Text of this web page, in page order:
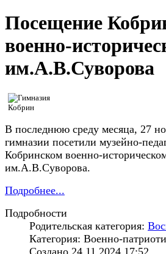
Посещение
военно-
им.А.В.Суворова
В последнюю среду месяца, 27
гимназии посетили музейно-
Кобринском военно-
им.А.В.Суворова.
Подробнее...
Подробности
Родительская категория:
Категория: Военно-
Создано 24.11.2024 17:52